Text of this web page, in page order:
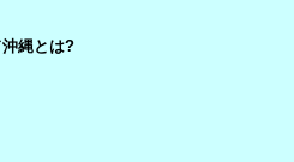
縄とは?